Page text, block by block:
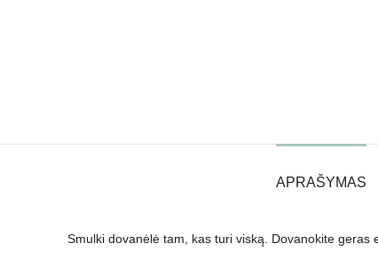
APRAŠYMAS
Smulki dovanėlė tam, kas turi viską. Dovanokite geras